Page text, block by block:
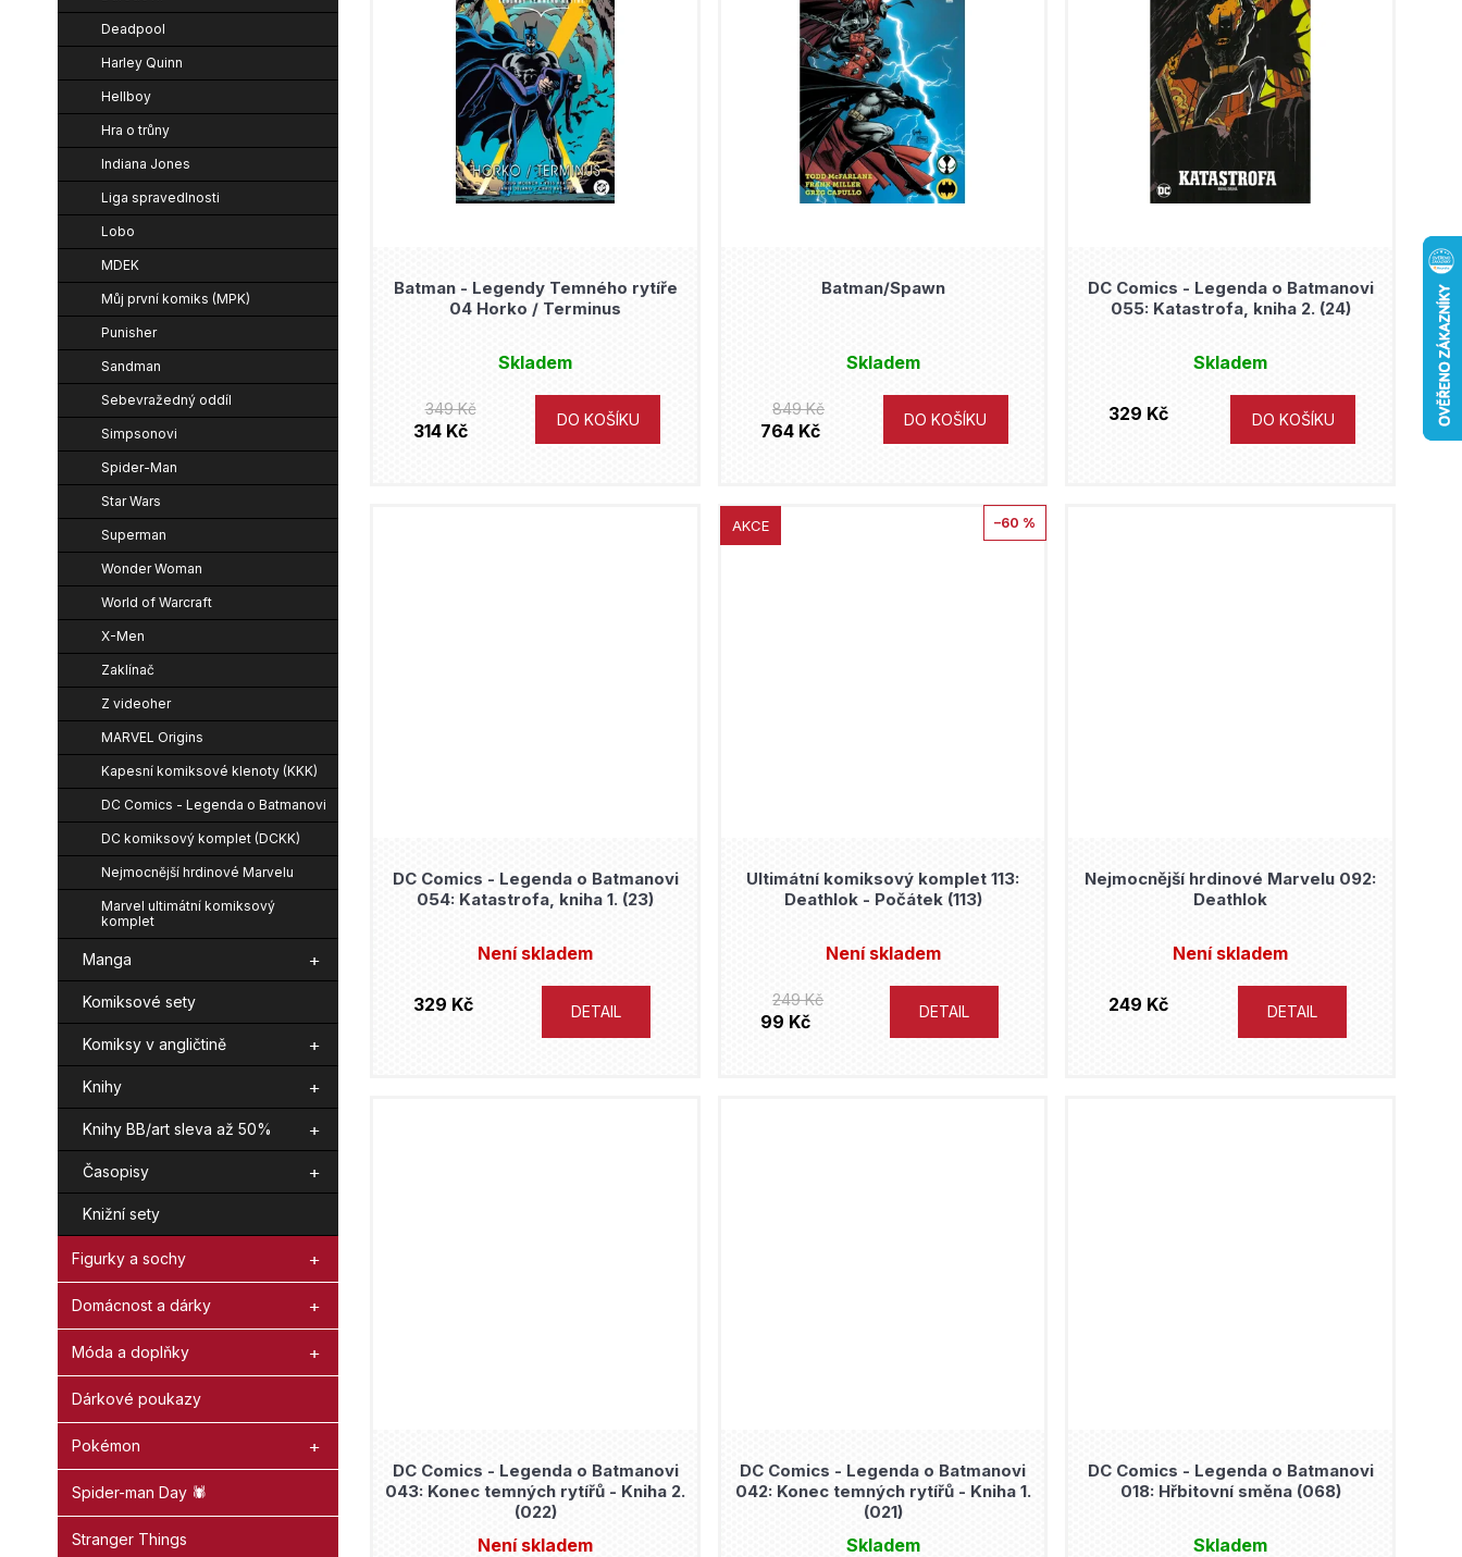
n
í
p
a
Deadpool
Harley Quinn
Hellboy
Hra o trůny
Indiana Jones
Liga spravedlnosti
Lobo
MDEK
Můj první komiks (MPK)
Punisher
Sandman
Sebevražedný oddíl
Simpsonovi
Spider-Man
Star Wars
Superman
Wonder Woman
World of Warcraft
X-Men
Zaklínač
Z videoher
MARVEL Origins
Kapesní komiksové klenoty (KKK)
DC Comics - Legenda o Batmanovi
DC komiksový komplet (DCKK)
Nejmocnější hrdinové Marvelu
Marvel ultimátní komiksový
komplet
Manga
Komiksové sety
Komiksy v angličtině
Knihy
Knihy BB/art sleva až 50%
Časopisy
Knižní sety
Figurky a sochy
Domácnost a dárky
Móda a doplňky
Dárkové poukazy
Pokémon
Spider-man Day 🕷️
Stranger Things
Batman - Legendy Temného rytíře
04 Horko / Terminus
Skladem
349 Kč
314 Kč
DO KOŠÍKU
Batman/Spawn
Skladem
849 Kč
764 Kč
DO KOŠÍKU
DC Comics - Legenda o Batmanovi
055: Katastrofa, kniha 2. (24)
Skladem
329 Kč DO KOŠÍKU
DC Comics - Legenda o Batmanovi
054: Katastrofa, kniha 1. (23)
Není skladem
329 Kč DETAIL
AKCE –60 %
Ultimátní komiksový komplet 113:
Deathlok - Počátek (113)
Není skladem
249 Kč
99 Kč DETAIL
Nejmocnější hrdinové Marvelu 092:
Deathlok
Není skladem
249 Kč DETAIL
DC Comics - Legenda o Batmanovi
043: Konec temných rytířů - Kniha 2.
(022)
Není skladem
DC Comics - Legenda o Batmanovi
042: Konec temných rytířů - Kniha 1.
(021)
Skladem
DC Comics - Legenda o Batmanovi
018: Hřbitovní směna (068)
Skladem